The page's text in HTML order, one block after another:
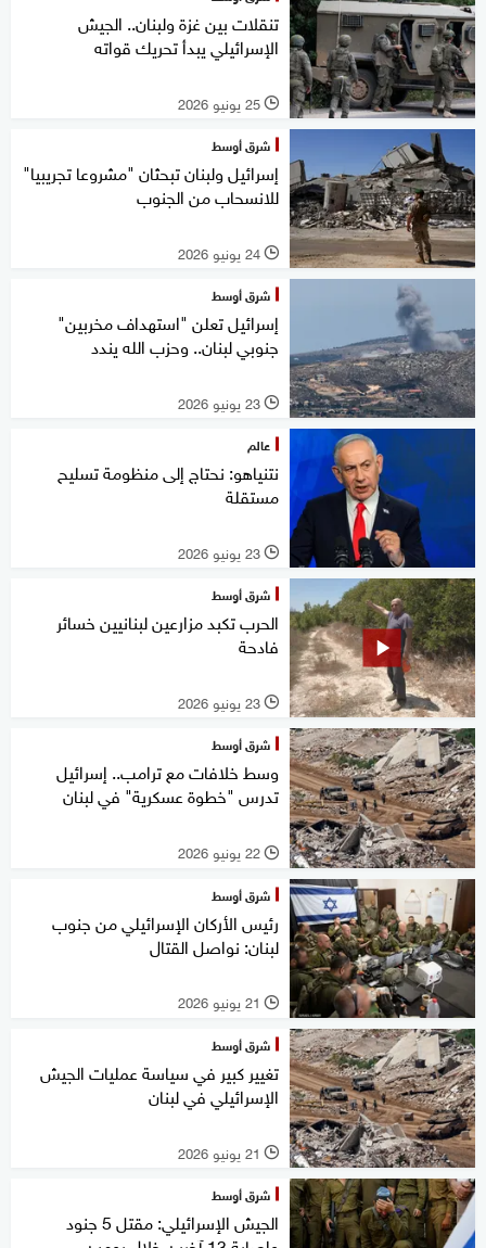
تنقلات بين غزة ولبنان.. الجيش
الإسرائيلي يبدأ تحريك قواته
l 25 يونيو 2026
شرق أوسط
إسرائيل ولبنان تبحثان "مشروعا تجريبيا"
للانسحاب من الجنوب
l 24 يونيو 2026
شرق أوسط
إسرائيل تعلن "استهداف مخربين"
جنوبي لبنان.. وحزب الله يندد
l 23 يونيو 2026
عالم
نتنياهو: نحتاج إلى منظومة تسليح
مستقلة
l 23 يونيو 2026
شرق أوسط
الحرب تكبد مزارعين لبنانيين خسائر
فادحة
l 23 يونيو 2026
شرق أوسط
وسط خلافات مع ترامب.. إسرائيل
تدرس "خطوة عسكرية" في لبنان
l 22 يونيو 2026
شرق أوسط
رئيس الأركان الإسرائيلي من جنوب
لبنان: نواصل القتال
l 21 يونيو 2026
شرق أوسط
تغيير كبير في سياسة عمليات الجيش
الإسرائيلي في لبنان
l 21 يونيو 2026
شرق أوسط
الجيش الإسرائيلي: مقتل 5 جنود